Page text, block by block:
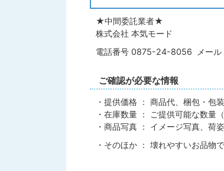
★中間委託業者★
株式会社 本気モード
電話番号 0875-24-8056 メー
ご確認が必要な情報
・提供価格 ： 商品代、梱包・包
・在庫数量 ： ご提供可能な数量
・商品写真 ： イメージ写真、荷
・そのほか ： 壊れやすいお品物